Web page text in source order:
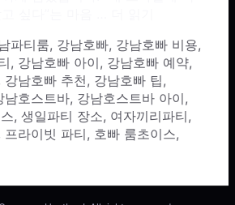
파티룸, 강남호빠, 강남호빠 비용,
, 강남호빠 아이, 강남호빠 예약,
강남호빠 추천, 강남호빠 팁,
남호스트바, 강남호스트바 아이,
, 생일파티 장소, 여자끼리파티,
프라이빗 파티, 호빠 룸초이스,